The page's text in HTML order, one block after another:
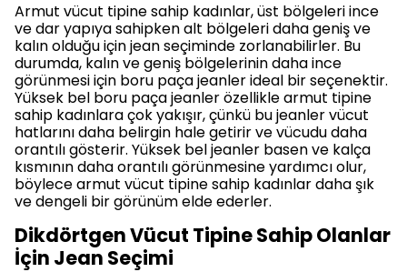
Armut vücut tipine sahip kadınlar, üst bölgeleri ince
ve dar yapıya sahipken alt bölgeleri daha geniş ve
kalın olduğu için jean seçiminde zorlanabilirler. Bu
durumda, kalın ve geniş bölgelerinin daha ince
görünmesi için boru paça jeanler ideal bir seçenektir.
Yüksek bel boru paça jeanler özellikle armut tipine
sahip kadınlara çok yakışır, çünkü bu jeanler vücut
hatlarını daha belirgin hale getirir ve vücudu daha
orantılı gösterir. Yüksek bel jeanler basen ve kalça
kısmının daha orantılı görünmesine yardımcı olur,
böylece armut vücut tipine sahip kadınlar daha şık
ve dengeli bir görünüm elde ederler.
Dikdörtgen Vücut Tipine Sahip Olanlar
İçin Jean Seçimi